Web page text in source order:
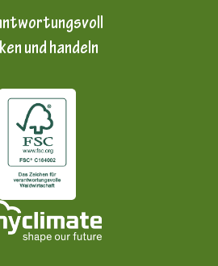
und handeln